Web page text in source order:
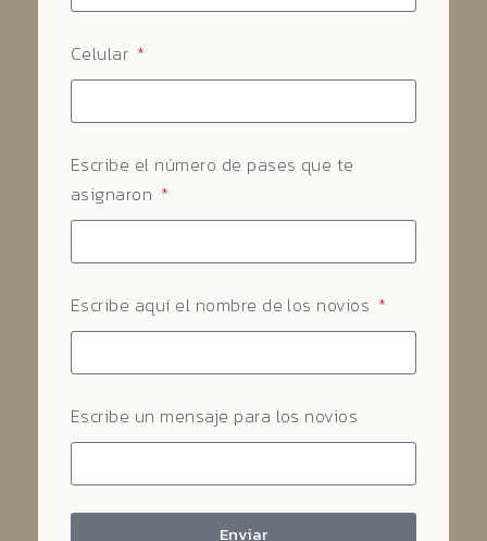
Celular
Escribe el número de pases que te
asignaron
Escribe aquí el nombre de los novios
Escribe un mensaje para los novios
Enviar